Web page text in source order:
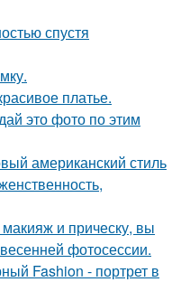
спустя
платье.
это фото по этим
американский стиль
и прическу, вы
фотосессии.
Fashion - портрет в